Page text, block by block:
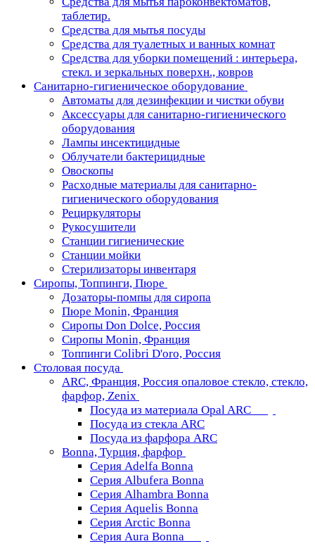
таблетир.
Средства для мытья посуды
Средства для туалетных и ванных комнат
Средства для уборки помещений : интерьера,
стекл. и зеркальных поверхн., ковров
Санитарно-гигиеническое оборудование
Автоматы для дезинфекции и чистки обуви
Аксессуары для санитарно-гигиенического
оборудования
Лампы инсектицидные
Облучатели бактерицидные
Овоскопы
Расходные материалы для санитарно-
гигиенического оборудования
Рециркуляторы
Рукосушители
Станции гигиенические
Станции мойки
Стерилизаторы инвентаря
Сиропы, Топпинги, Пюре
Дозаторы-помпы для сиропа
Пюре Monin, Франция
Сиропы Don Dolce, Россия
Сиропы Monin, Франция
Топпинги Colibri D'oro, Россия
Столовая посуда
ARC, Франция, Россия опаловое стекло, стекло,
фарфор, Zenix
Посуда из материала Opal ARC
Посуда из стекла ARC
Посуда из фарфора ARC
Bonna, Турция, фарфор
Серия Adelfa Bonna
Серия Albufera Bonna
Серия Alhambra Bonna
Серия Aquelis Bonna
Серия Arctic Bonna
Серия Aura Bonna